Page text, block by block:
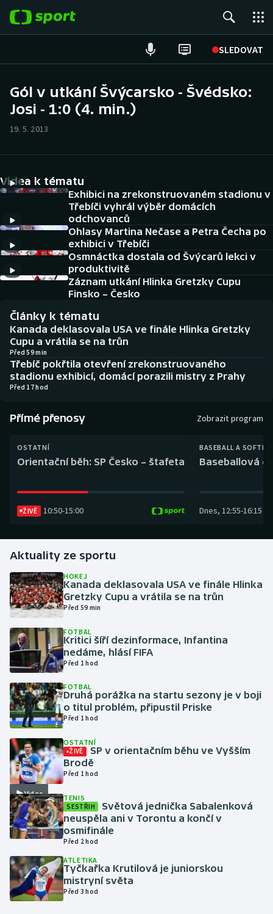
SLEDOVAT
Hokej
Cyklistika
DALŠÍ SPORTY
Americký fotbal
Baseball a softbal
Basketbal
Biatlon
Boby a skeleton
Dostihy
Futsal
Gymnastika
Házená
Jezdectví
Judo
Krasobruslení
Lezení
Lyže a snowboard
Moderní pětiboj
Motorsport
Olympijské hry
Parasport
Plavání
NEPŘEHLÉDNĚTE
Soutěže
Historické návraty
Aplikace ČT sport
AZ kvíz
Gól v utkání Švýcarsko - Švédsko:
Josi - 1:0 (4. min.)
19. 5. 2013
Videa k tématu
Exhibici na zrekonstruovaném stadionu v
Třebíči vyhrál výběr domácích
odchovanců
Ohlasy Martina Nečase a Petra Čecha po
exhibici v Třebíči
Osmnáctka dostala od Švýcarů lekci v
produktivitě
Záznam utkání Hlinka Gretzky Cupu
Finsko – Česko
Články k tématu
Kanada deklasovala USA ve finále Hlinka Gretzky
Cupu a vrátila se na trůn
Před 59 min
Třebíč pokřtila otevření zrekonstruovaného
stadionu exhibicí, domácí porazili mistry z Prahy
Před 17 hod
Přímé přenosy Zobrazit program
OSTATNÍ
Orientační běh: SP Česko – štafeta
ŽIVĚ 10:50-15:00
BASEBALL A
Baseballová
Dnes, 12:55-16:15
Aktuality ze sportu
HOKEJ
Kanada deklasovala USA ve finále Hlinka
Gretzky Cupu a vrátila se na trůn
Před 59 min
FOTBAL
Kritici šíří dezinformace, Infantina
nedáme, hlásí FIFA
Před 1 hod
FOTBAL
Druhá porážka na startu sezony je v boji
o titul problém, připustil Priske
Před 1 hod
Video
OSTATNÍ
ŽIVĚ
SP v orientačním běhu ve Vyšším
Brodě
Před 1 hod
TENIS
SESTŘIH
Světová jednička Sabalenková
neuspěla ani v Torontu a končí v
osmifinále
Před 2 hod
ATLETIKA
Tyčkařka Krutilová je juniorskou
mistryní světa
Před 3 hod